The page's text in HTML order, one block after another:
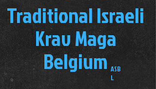
Traditional Israeli
Krav Maga
Belgium ASB
L